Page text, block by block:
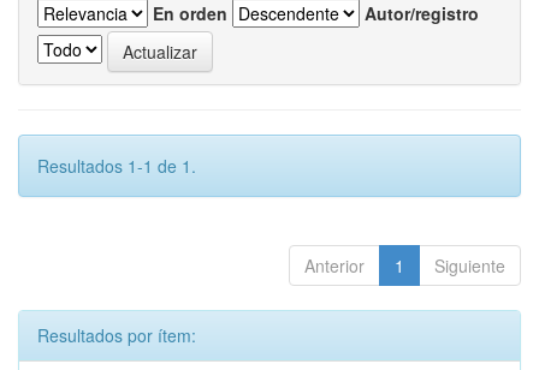
En orden
Autor/registro
Resultados 1-1 de 1.
Anterior 1 Siguiente
Resultados por ítem: